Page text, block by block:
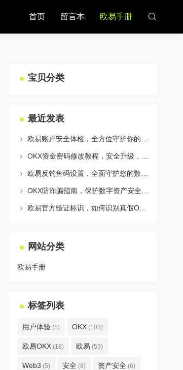
首页 留言本 欧易手册
宝贝分类
最近发表
网站分类
欧易手册
标签列表
用户体验 (5) OKX (103)
欧易OKX (18) 欧易 (59)
Web3 (5) 安全 (8) 资产安全 (6)